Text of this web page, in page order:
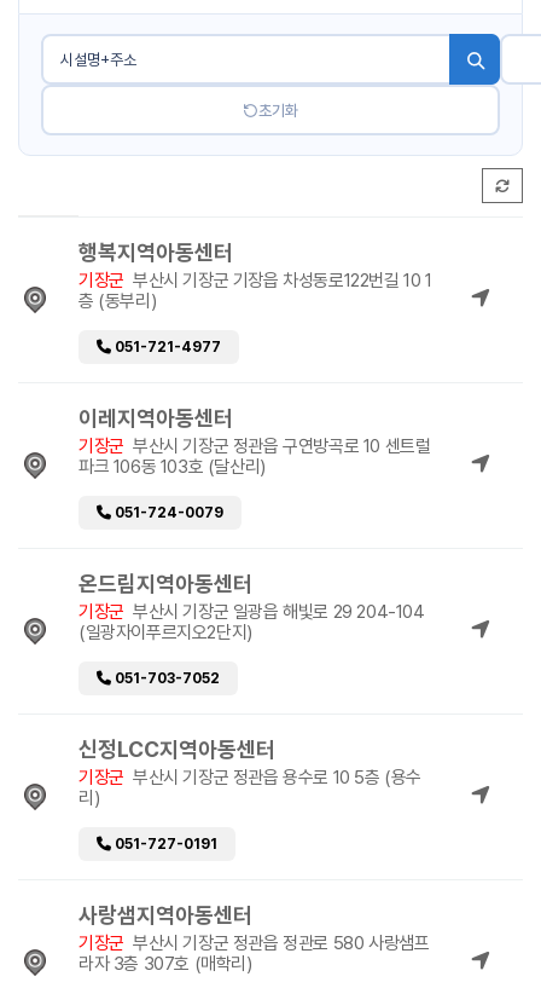
초기화
행복지역아동센터
기장군 부산시 기장군 기장읍 차성동로122번길 10 1
층 (동부리)
051-721-4977
이레지역아동센터
기장군 부산시 기장군 정관읍 구연방곡로 10 센트럴
파크 106동 103호 (달산리)
051-724-0079
온드림지역아동센터
기장군 부산시 기장군 일광읍 해빛로 29 204-104
(일광자이푸르지오2단지)
051-703-7052
신정LCC지역아동센터
기장군 부산시 기장군 정관읍 용수로 10 5층 (용수
리)
051-727-0191
사랑샘지역아동센터
기장군 부산시 기장군 정관읍 정관로 580 사랑샘프
라자 3층 307호 (매학리)